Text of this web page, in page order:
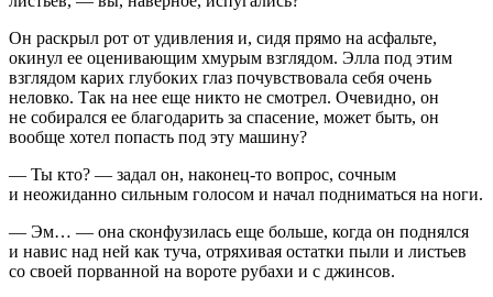
Он раскрыл рот от удивления и, сидя прямо на асфальте,
окинул ее оценивающим хмурым взглядом. Элла под этим
взглядом карих глубоких глаз почувствовала себя очень
неловко. Так на нее еще никто не смотрел. Очевидно, он
не собирался ее благодарить за спасение, может быть, он
вообще хотел попасть под эту машину?
— Ты кто? — задал он, наконец-то вопрос, сочным
и неожиданно сильным голосом и начал подниматься на ноги.
— Эм… — она сконфузилась еще больше, когда он поднялся
и навис над ней как туча, отряхивая остатки пыли и листьев
со своей порванной на вороте рубахи и с джинсов.